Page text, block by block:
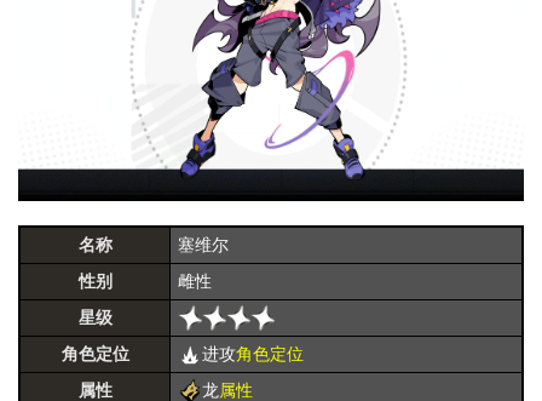
名称
塞维尔
性别
雌性
星级
角色定位
进攻角色定位
属性
龙属性